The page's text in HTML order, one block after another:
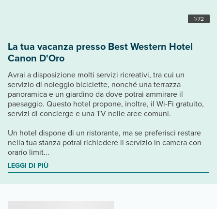
1/72
La tua vacanza presso Best Western Hotel
Canon D'Oro
Avrai a disposizione molti servizi ricreativi, tra cui un
servizio di noleggio biciclette, nonché una terrazza
panoramica e un giardino da dove potrai ammirare il
paesaggio. Questo hotel propone, inoltre, il Wi-Fi gratuito,
servizi di concierge e una TV nelle aree comuni.
Un hotel dispone di un ristorante, ma se preferisci restare
nella tua stanza potrai richiedere il servizio in camera con
orario limit...
LEGGI DI PIÙ